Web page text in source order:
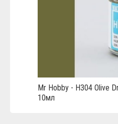
Mr Hobby - H304 Olive
10мл